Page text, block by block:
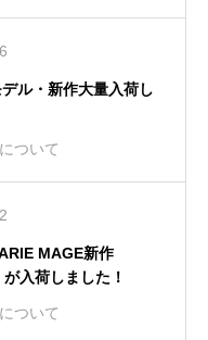
ル・新作大量入荷し
ついて
MAGE新作
が入荷しました！
ついて